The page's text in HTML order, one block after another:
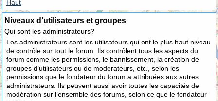
Haut
Niveaux d’utilisateurs et groupes
Qui sont les administrateurs?
Les administrateurs sont les utilisateurs qui ont le plus haut niveau
de contrôle sur tout le forum. Ils contrôlent tous les aspects du
forum comme les permissions, le bannissement, la création de
groupes d’utilisateurs ou de modérateurs, etc., selon les
permissions que le fondateur du forum a attribuées aux autres
administrateurs. Ils peuvent aussi avoir toutes les capacités de
modération sur l’ensemble des forums, selon ce que le fondateur